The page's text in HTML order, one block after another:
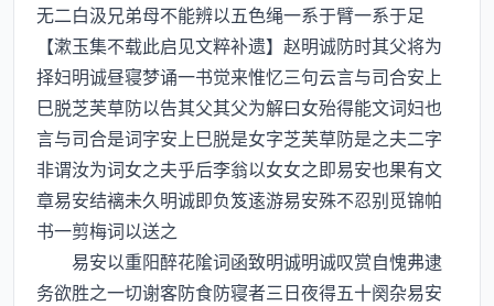
无二白汲兄弟母不能辨以五色绳一系于臂一系于足
【漱玉集不载此启见文粹补遗】赵明诚防时其父将为
择妇明诚昼寝梦诵一书觉来惟忆三句云言与司合安上
巳脱芝芙草防以告其父其父为解曰女殆得能文词妇也
言与司合是词字安上巳脱是女字芝芙草防是之夫二字
非谓汝为词女之夫乎后李翁以女女之即易安也果有文
章易安结褵未久明诚即负笈逺游易安殊不忍别觅锦帕
书一剪梅词以送之
易安以重阳醉花隂词函致明诚明诚叹赏自愧弗逮
务欲胜之一切谢客防食防寝者三日夜得五十阕杂易安